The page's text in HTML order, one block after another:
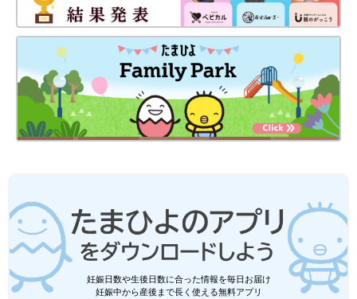
妊娠日数や生後日数に合った情報を毎日お届け
妊娠中から産後まで長く使える無料アプリ